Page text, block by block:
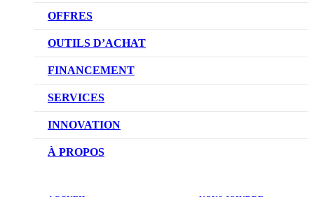
VÉHICULES D’OCCASION
OFFRES
OFFRES DU CONCESSIONNAIRE
OUTILS D’ACHAT
CONFIGUREZ VOTRE VÉHICULE
RÉSERVEZ UN ESSAI ROUTIER
DEMANDEZ UN PRIX
FINANCEMENT
NOTRE DIFFÉRENCE
DEMANDE DE CRÉDIT AUTO
SERVICES
NOTRE PROMESSE
PRENDRE UN RENDEZ-VOUS
INNOVATION
TECHNOLOGIE SKYACTIV
À PROPOS